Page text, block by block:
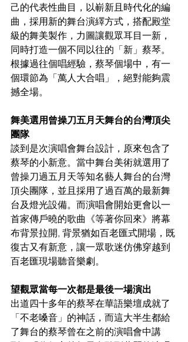
己的代表性曲目，以嶄新且時代化的編
曲，採用新的舞台演繹方式，搭配殿堂
級的舞美製作，力圖讓觀眾耳目一新，
同時打造一個不同以往的「新」蔡琴。
根據過往個唱經驗，蔡琴個場中，有一
個環節為「萬人大合唱」，絕對能夠震
撼全場。
舞美選用曾操刀五月天舞台的台灣頂尖
團隊
談到是次演唱會舞台設計，原來包含了
蔡琴的小新意。當中舞台美術就選用了
曾操刀過五月天等知名藝人舞台的台灣
頂尖團隊，並且採用了過百萬的最新舞
台及燈光設備。而演唱會開始更會以一
首家傳戶曉的歌曲《等著你回來》將幕
布背景拉開, 背景猶如百老匯式開場，既
復古又有新意，讓一眾歌迷仿佛穿越到
百老匯現場聽音樂劇。
望觀眾當每一次都是最後一場演出
出道四十多年的蔡琴在華語樂壇成就了
「不老嗓音」的神話，而這大半生都給
了舞台的蔡琴曾在之前的演唱會中講